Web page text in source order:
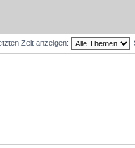
Zeit anzeigen: